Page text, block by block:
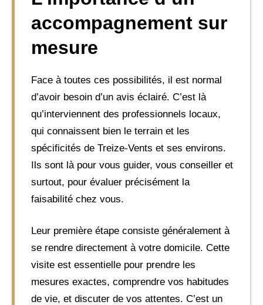
accompagnement sur
mesure
Face à toutes ces possibilités, il est normal
d’avoir besoin d’un avis éclairé. C’est là
qu’interviennent des professionnels locaux,
qui connaissent bien le terrain et les
spécificités de Treize-Vents et ses environs.
Ils sont là pour vous guider, vous conseiller et
surtout, pour évaluer précisément la
faisabilité chez vous.
Leur première étape consiste généralement à
se rendre directement à votre domicile. Cette
visite est essentielle pour prendre les
mesures exactes, comprendre vos habitudes
de vie, et discuter de vos attentes. C’est un